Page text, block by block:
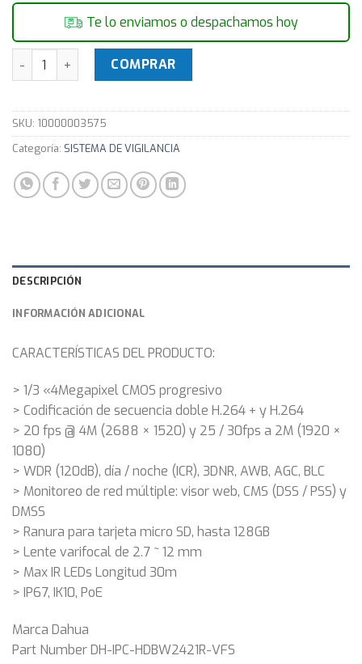
Te lo enviamos o despachamos hoy
Cámara Dahua CCTV Ipc-hdbw2421r 4mp 2.7-12mm Vari
COMPRAR
SKU: 10000003575
Categoría: SISTEMA DE VIGILANCIA
DESCRIPCIÓN
INFORMACIÓN ADICIONAL
CARACTERÍSTICAS DEL PRODUCTO:
> 1/3 «4Megapixel CMOS progresivo
> Codificación de secuencia doble H.264 + y H.264
> 20 fps @ 4M (2688 × 1520) y 25 / 30fps a 2M (1920 ×
1080)
> WDR (120dB), día / noche (ICR), 3DNR, AWB, AGC, BLC
> Monitoreo de red múltiple: visor web, CMS (DSS / PSS) y
DMSS
> Ranura para tarjeta micro SD, hasta 128GB
> Lente varifocal de 2.7 ~ 12 mm
> Max IR LEDs Longitud 30m
> IP67, IK10, PoE
Marca Dahua
Part Number DH-IPC-HDBW2421R-VFS